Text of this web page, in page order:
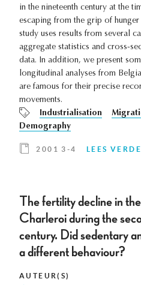
in the nineteenth century at the
escaping from the grip of hunger
study uses results from several
aggregate statistics and cross-
data. In addition, we present
longitudinal analyses from
are famous for their precise
movements.
Industrialisation
Demography
2001 3-4 LEES
The fertility decline in
Charleroi during the
century. Did sedentary
a different behaviour?
AUTEUR(S)